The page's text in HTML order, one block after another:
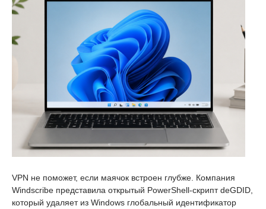
VPN не поможет, если маячок встроен глубже. Компания
Windscribe представила открытый PowerShell-скрипт deGDID,
который удаляет из Windows глобальный идентификатор